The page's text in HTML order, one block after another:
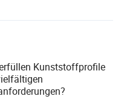
Kunststoffprofile